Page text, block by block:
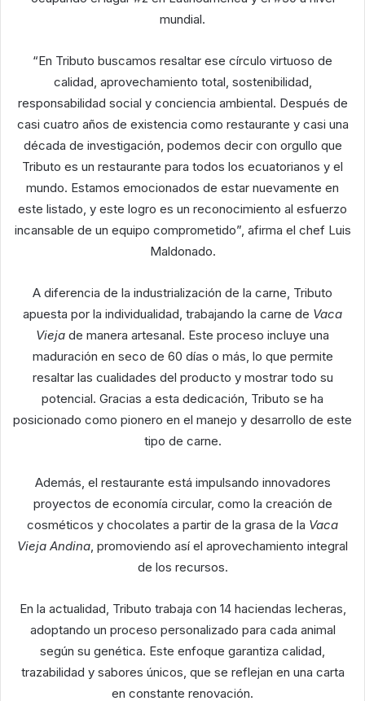
mundial.
“En Tributo buscamos resaltar ese círculo virtuoso de
calidad, aprovechamiento total, sostenibilidad,
responsabilidad social y conciencia ambiental. Después de
casi cuatro años de existencia como restaurante y casi una
década de investigación, podemos decir con orgullo que
Tributo es un restaurante para todos los ecuatorianos y el
mundo. Estamos emocionados de estar nuevamente en
este listado, y este logro es un reconocimiento al esfuerzo
incansable de un equipo comprometido”, afirma el chef Luis
Maldonado.
A diferencia de la industrialización de la carne, Tributo
apuesta por la individualidad, trabajando la carne de Vaca
Vieja de manera artesanal. Este proceso incluye una
maduración en seco de 60 días o más, lo que permite
resaltar las cualidades del producto y mostrar todo su
potencial. Gracias a esta dedicación, Tributo se ha
posicionado como pionero en el manejo y desarrollo de este
tipo de carne.
Además, el restaurante está impulsando innovadores
proyectos de economía circular, como la creación de
cosméticos y chocolates a partir de la grasa de la Vaca
Vieja Andina , promoviendo así el aprovechamiento integral
de los recursos.
En la actualidad, Tributo trabaja con 14 haciendas lecheras,
adoptando un proceso personalizado para cada animal
según su genética. Este enfoque garantiza calidad,
trazabilidad y sabores únicos, que se reflejan en una carta
en constante renovación.